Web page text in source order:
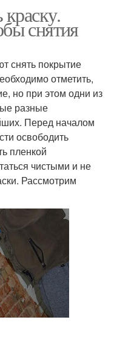
снятия
снять покрытие
отметить,
но при этом одни из
разные
Перед началом
освободить
пленкой
чистыми и не
Рассмотрим